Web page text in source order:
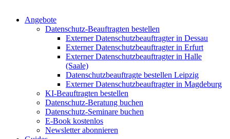
Angebote
Datenschutz-Beauftragten bestellen
Externer Datenschutzbeauftragter in Dessau
Externer Datenschutzbeauftragter in Erfurt
Externer Datenschutzbeauftragter in Halle
(Saale)
Datenschutzbeauftragte bestellen Leipzig
Externer Datenschutzbeauftragter in Magdeburg
KI-Beauftragten bestellen
Datenschutz-Beratung buchen
Datenschutz-Seminare buchen
E-Book kostenlos
Newsletter abonnieren